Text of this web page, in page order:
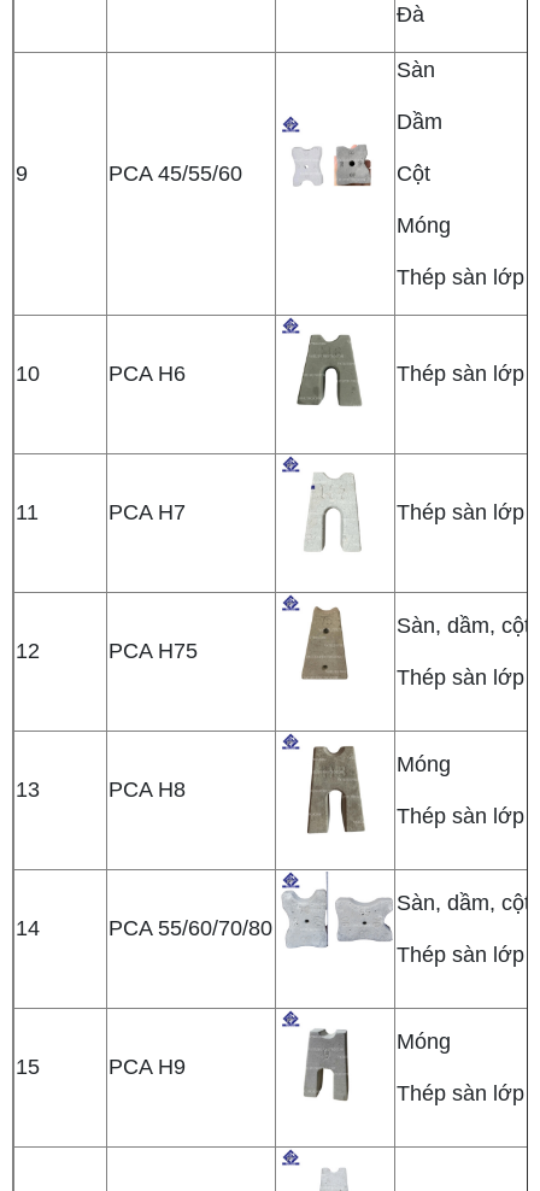
Đà
9 PCA 45/55/60
Sàn
Dầm
Cột
Móng
Thép sàn lớp
10 PCA H6 Thép sàn lớp
11 PCA H7 Thép sàn lớp
12 PCA H75
Sàn, dầm,
Thép sàn lớp
13 PCA H8
Móng
Thép sàn lớp
14 PCA 55/60/70/80
Sàn, dầm,
Thép sàn lớp
15 PCA H9
Móng
Thép sàn lớp